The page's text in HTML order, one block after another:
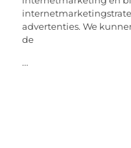
advertenties. We
de
...